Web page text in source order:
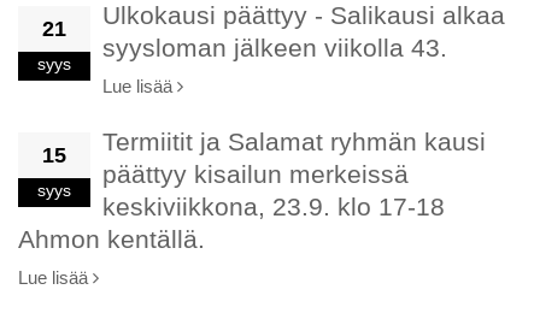
21
syys
Ulkokausi päättyy - Salikausi alkaa
syysloman jälkeen viikolla 43.
Lue lisää
15
syys
Termiitit ja Salamat ryhmän kausi
päättyy kisailun merkeissä
keskiviikkona, 23.9. klo 17-18
Ahmon kentällä.
Lue lisää